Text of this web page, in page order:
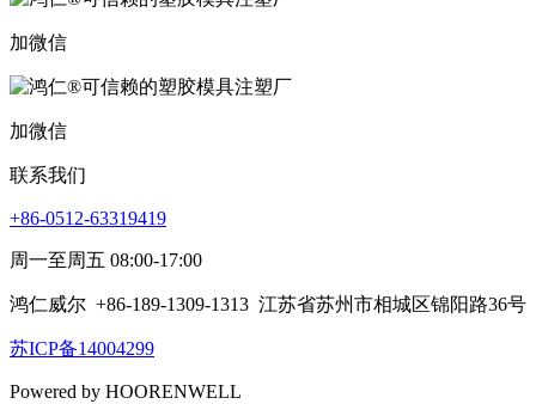
加微信
加微信
联系我们
+86-0512-63319419
周一至周五 08:00-17:00
鸿仁威尔 +86-189-1309-1313 江苏省苏州市相城区锦阳路36号
苏ICP备14004299
Powered by HOORENWELL